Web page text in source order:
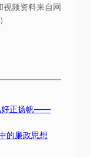
视频资料来自网
好正扬帆——
的廉政思想